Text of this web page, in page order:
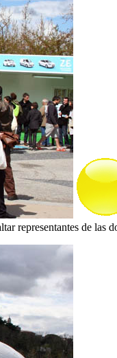
representantes de las